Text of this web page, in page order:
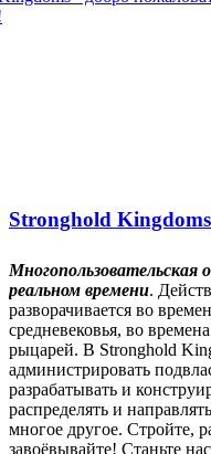
Stronghold Kingdoms
Многопользовательская
реальном времени.
разворачивается во
средневековья, во
рыцарей. В Stronghold
администрировать
разрабатывать и
распределять и
многое другое. Стройте,
завоёвывайте! Станьте